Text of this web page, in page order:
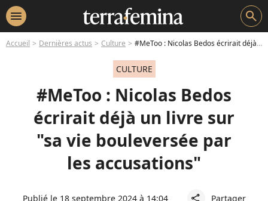
menu search
Accueil Dernières actus Culture #MeToo : Nicolas Bedos écrirait déjà un livre sur "sa vie bouleversée par les accusations"
CULTURE
#MeToo : Nicolas Bedos
écrirait déjà un livre sur
"sa vie bouleversée par
les accusations"
Publié le 18 septembre 2024 à 14:04 share Partager